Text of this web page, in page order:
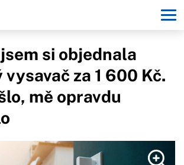
si objednala
za 1 600 Kč.
mě opravdu